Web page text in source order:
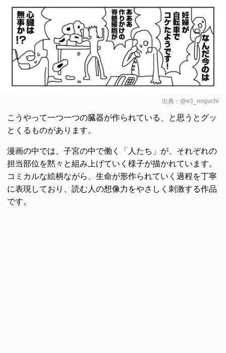
出典： @e3_noguchi
こうやって一つ一つの臓器が作られている、と思うとグッ
とくるものがあります。
漫画の中では、子宮の中で働く「人たち」が、それぞれの
担当部位を黙々と組み上げていく様子が描かれています。
コミカルな絵柄ながら、生命が形作られていく過程を丁寧
に表現しており、読む人の想像力をやさしく刺激する作品
です。